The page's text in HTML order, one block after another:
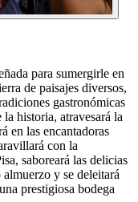
para sumergirle en
de paisajes diversos,
gastronómicas
historia, atravesará la
en las encantadoras
con la
saboreará las delicias
y se deleitará
prestigiosa bodega